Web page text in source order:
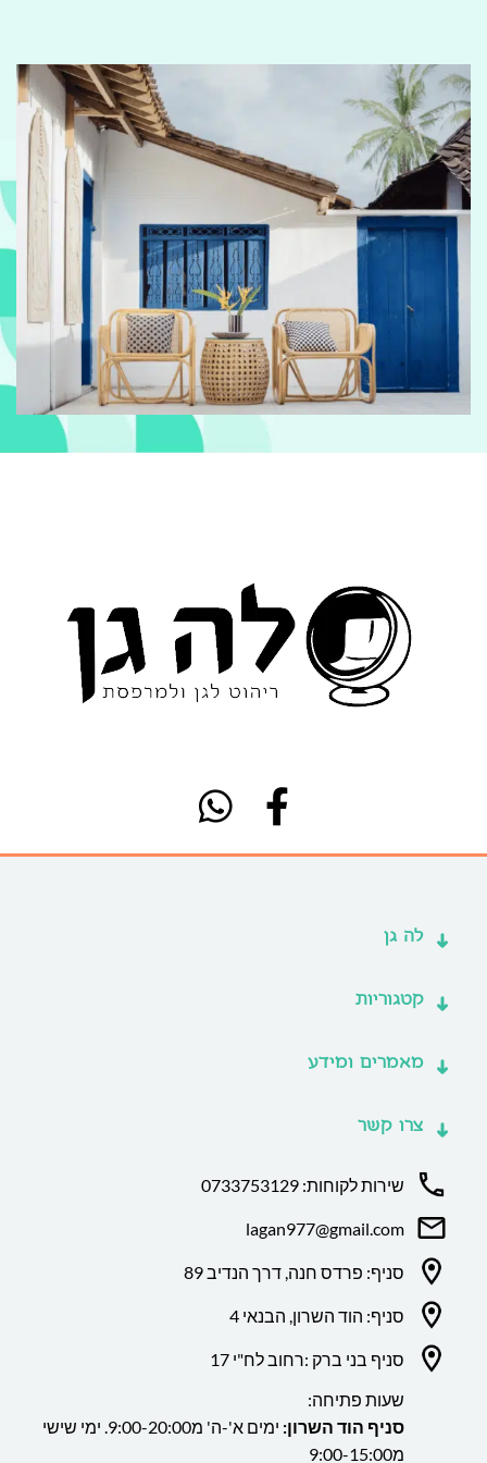
לה גן
קטגוריות
מאמרים ומידע
צרו קשר
שירות לקוחות: 0733753129
lagan977@gmail.com
סניף: פרדס חנה, דרך הנדיב 89
סניף: הוד השרון, הבנאי 4
סניף בני ברק :רחוב לח"י 17
שעות פתיחה:
סניף הוד השרון:
ימים א'-ה' מ9:00-20:00. ימי שישי
מ9:00-15:00